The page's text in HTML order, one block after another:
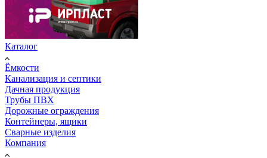
Каталог
Ёмкости
Канализация и септики
Дачная продукция
Трубы ПВХ
Дорожные ограждения
Контейнеры, ящики
Сварные изделия
Компания